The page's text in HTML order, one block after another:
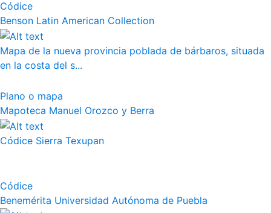
Códice
Benson Latin American Collection
Mapa de la nueva provincia poblada de bárbaros, situada
en la costa del s...
Plano o mapa
Mapoteca Manuel Orozco y Berra
Códice Sierra Texupan
Códice
Benemérita Universidad Autónoma de Puebla